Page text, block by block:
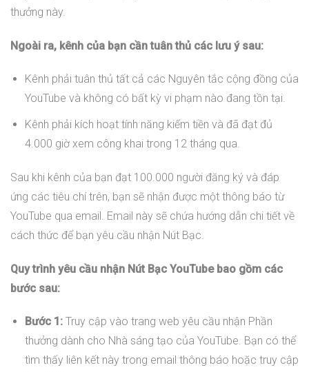
thưởng này.
Ngoài ra, kênh của bạn cần tuân thủ các lưu ý sau:
Kênh phải tuân thủ tất cả các Nguyên tắc cộng đồng của
YouTube và không có bất kỳ vi phạm nào đang tồn tại.
Kênh phải kích hoạt tính năng kiếm tiền và đã đạt đủ
4.000 giờ xem công khai trong 12 tháng qua.
Sau khi kênh của bạn đạt 100.000 người đăng ký và đáp
ứng các tiêu chí trên, bạn sẽ nhận được một thông báo từ
YouTube qua email. Email này sẽ chứa hướng dẫn chi tiết về
cách thức để bạn yêu cầu nhận Nút Bạc.
Quy trình yêu cầu nhận Nút Bạc YouTube bao gồm các
bước sau:
Bước 1:Truy cập vào trang web yêu cầu nhận Phần
thưởng dành cho Nhà sáng tạo của YouTube. Bạn có thể
tìm thấy liên kết này trong email thông báo hoặc truy cập